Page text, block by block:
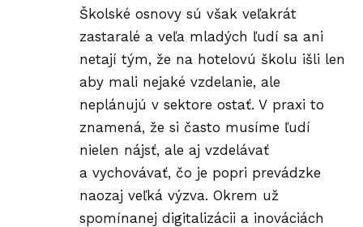
Školské osnovy sú však veľakrát
zastaralé a veľa mladých ľudí sa ani
netají tým, že na hotelovú školu išli len
aby mali nejaké vzdelanie, ale
neplánujú v sektore ostať. V praxi to
znamená, že si často musíme ľudí
nielen nájsť, ale aj vzdelávať
a vychovávať, čo je popri prevádzke
naozaj veľká výzva. Okrem už
spomínanej digitalizácii a inováciách